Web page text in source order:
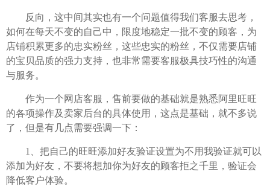
反向，这中间其实也有一个问题值得我们客服去思考，
如何在每天不变的自己中，限度地稳定一批不变的顾客，为
店铺积累更多的忠实粉丝，这些忠实的粉丝，不仅需要店铺
的宝贝品质的强力支持，也非常需要客服极具技巧性的沟通
与服务。
作为一个网店客服，售前要做的基础就是熟悉阿里旺旺
的各项操作及卖家后台的具体使用，这点是基础，就不多说
了，但是有几点需要强调一下：
1、把自己的旺旺添加好友验证设置为不用我验证就可以
添加为好友，不要将想加你为好友的顾客拒之千里，验证会
降低客户体验。